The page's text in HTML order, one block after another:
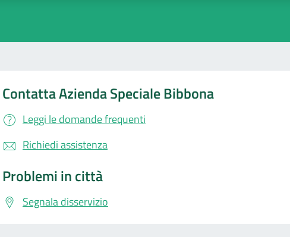
Contatta Azienda Speciale Bibbona
Leggi le domande frequenti
Richiedi assistenza
Problemi in città
Segnala disservizio